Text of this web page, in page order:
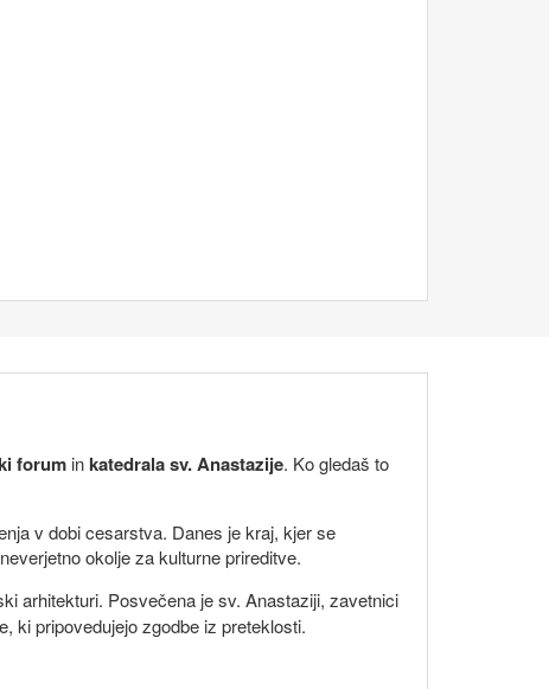
forum inkatedrala sv. Anastazije. Ko gledaš to
v dobi cesarstva. Danes je kraj, kjer se
okolje za kulturne prireditve.
arhitekturi. Posvečena je sv. Anastaziji, zavetnici
ki pripovedujejo zgodbe iz preteklosti.